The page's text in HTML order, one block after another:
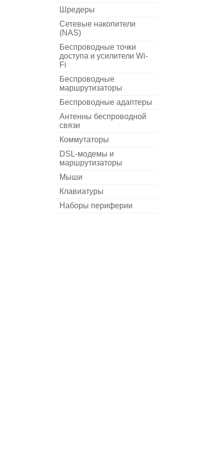
Шредеры
Сетевые накопители
(NAS)
Беспроводные точки
доступа и усилители Wi-
Fi
Беспроводные
маршрутизаторы
Беспроводные адаптеры
Антенны беспроводной
связи
Коммутаторы
DSL-модемы и
маршрутизаторы
Мыши
Клавиатуры
Наборы периферии